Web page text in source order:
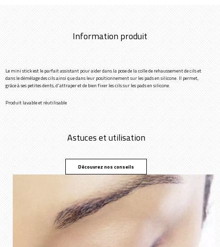
Information produit
Le mini stick est le parfait assistant pour aider dans la pose de la colle de rehaussement de cils et
dans le démêlage des cils ainsi que dans leur positionnement sur les pads en silicone. Il permet,
grâce à ses petites dents, d'attraper et de bien fixer les cils sur les pads en silicone.
Produit lavable et réutilisable
Astuces et utilisation
Découvrez nos conseils